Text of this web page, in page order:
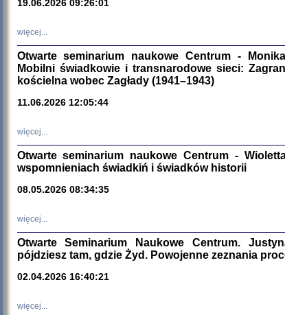
19.06.2026 09:26:01
więcej...
Otwarte seminarium naukowe Centrum -
Mobilni świadkowie i transnarodowe sieci:
kościelna wobec Zagłady (1941–1943)
11.06.2026 12:05:44
więcej...
Otwarte seminarium naukowe Centrum -
wspomnieniach świadkiń i świadków historii
08.05.2026 08:34:35
więcej...
Otwarte Seminarium Naukowe Centrum.
pójdziesz tam, gdzie Żyd. Powojenne zeznania
02.04.2026 16:40:21
więcej...